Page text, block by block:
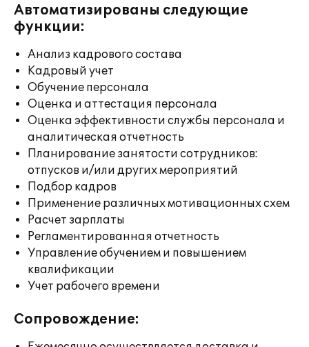
Автоматизированы следующие
функции:
Анализ кадрового состава
Кадровый учет
Обучение персонала
Оценка и аттестация персонала
Оценка эффективности службы персонала и
аналитическая отчетность
Планирование занятости сотрудников:
отпусков и/или других мероприятий
Подбор кадров
Применение различных мотивационных схем
Расчет зарплаты
Регламентированная отчетность
Управление обучением и повышением
квалификации
Учет рабочего времени
Сопровождение: